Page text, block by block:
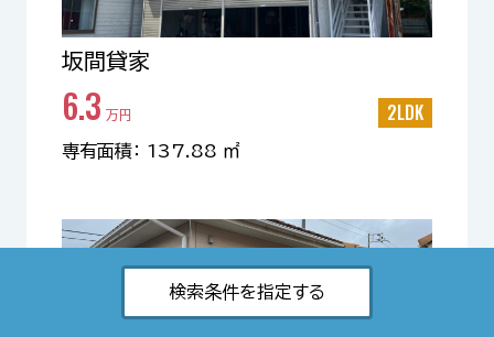
坂間貸家
6.3 万円 2LDK
専有面積： 137.88 ㎡
入居済
検索条件を指定する